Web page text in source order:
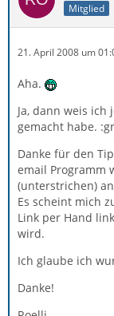
Mitglied
21. April 2008 um
Aha.
Ja, dann weis ich
gemacht habe.
Danke für den
email Programm
(unterstrichen)
Es scheint mich
Link per Hand
wird.
Ich glaube ich
Danke!